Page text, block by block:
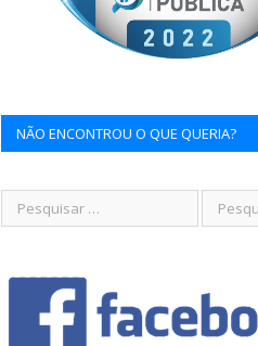
NÃO ENCONTROU O QUE QUERIA?